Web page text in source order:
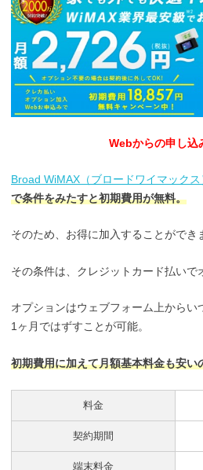
Webからの申し込
Broad WiMAX（ブロードワイマックス
で条件をみたすと初期費用が無料。
そのため、お得に加入することができ
その条件は、クレジットカード払いで
オプションはウェブフォーム上からい
1ヶ月ではずすことが可能。
初期費用に加えて月額基本料金も安い
料金
契約期間
端末料金